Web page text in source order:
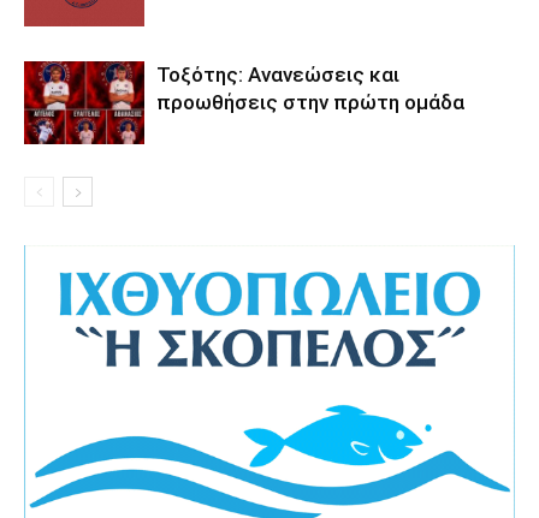
Τοξότης: Ανανεώσεις και
προωθήσεις στην πρώτη ομάδα